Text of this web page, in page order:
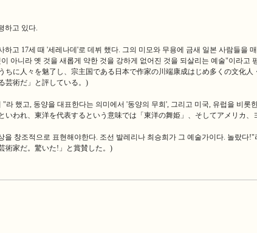
하고 있다.
고 17세 때 '세레나데'로 데뷔 했다. 그의 미모와 무용에 금새 일본 사람들을
아니라 옛 것을 새롭게 약한 것을 강하게 없어진 것을 되살리는 예술"이라
に人々を魅了し、宗主国である日本で作家の川端康成はじめ多くの文化
芸術だ」と評している。)
했고, 동양을 대표한다는 의미에서 '동양의 무희', 그리고 미국, 유럽을 비
われ、東洋を代表するという意味では「東洋の舞姫」、そしてアメリカ
창조적으로 표현해야한다. 조선 발레리나 최승희가 그 예술가이다. 놀랐
術家だ。驚いた!」と賞賛した。)